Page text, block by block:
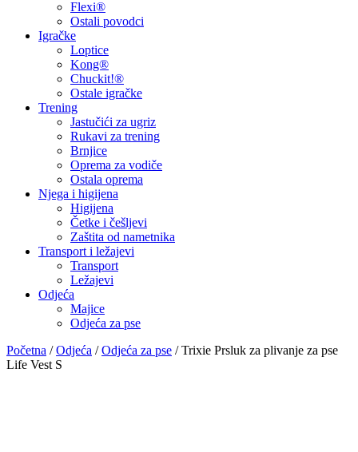
Flexi®
Ostali povodci
Igračke
Loptice
Kong®
Chuckit!®
Ostale igračke
Trening
Jastučići za ugriz
Rukavi za trening
Brnjice
Oprema za vodiče
Ostala oprema
Njega i higijena
Higijena
Četke i češljevi
Zaštita od nametnika
Transport i ležajevi
Transport
Ležajevi
Odjeća
Majice
Odjeća za pse
Početna /Odjeća /Odjeća za pse / Trixie Prsluk za plivanje za pse
Life Vest S